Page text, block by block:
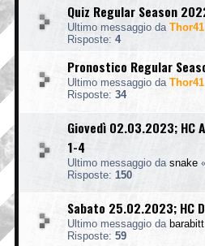
Quiz Regular Season
Ultimo messaggio da Thor41
Risposte: 4
Pronostico Regular
Ultimo messaggio da Thor41
Risposte: 34
Giovedì 02.03.2023; HC
1-4
Ultimo messaggio da snake
Risposte: 150
Sabato 25.02.2023; HC
Ultimo messaggio da barabitt
Risposte: 59